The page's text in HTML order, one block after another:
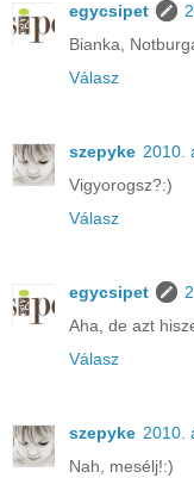
egycsipet
Bianka,
Válasz
szepyke 2010.
Vigyorogsz?:)
Válasz
egycsipet
Aha, de azt
Válasz
szepyke 2010.
Nah, mesélj!:)